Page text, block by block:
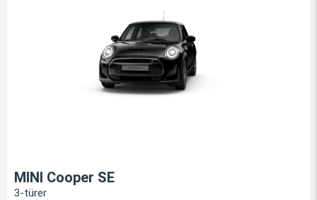
MINI Cooper SE
3-türer